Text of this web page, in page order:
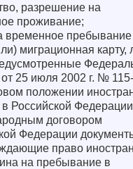
разрешение на
проживание;
временное
миграционная карту,
от 25 июля 2002 г. №
положении
в Российской
договором
Федерации
право
на пребывание в